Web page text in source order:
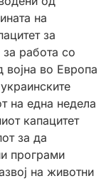
на
за
работа со
војна во Европа
на една недела
капацитет
за да
програми
на животни